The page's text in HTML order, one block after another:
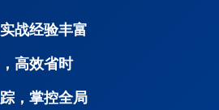
战经验丰富
高效省时
，掌控全局